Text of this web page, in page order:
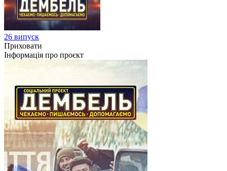
26 випуск
Приховати
Інформація про проєкт